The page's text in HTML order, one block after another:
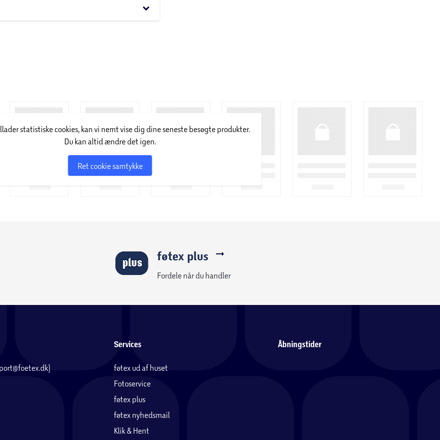
keyboard_arrow_down
statistiske cookies, kan vi nemt vise dig dine seneste besøgte produkter.
Du kan altid ændre det igen.
Ret cookie samtykke
føtex plus
Fordele når du handler
Services
føtex ud af huset
Fotoservice
føtex plus
føtex nyhedsmail
Klik & Hent
Åbningstider